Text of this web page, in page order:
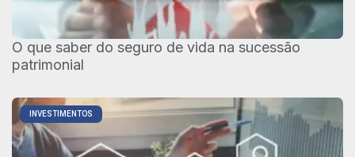
O que saber do seguro de vida na sucessão
patrimonial
INVESTIMENTOS